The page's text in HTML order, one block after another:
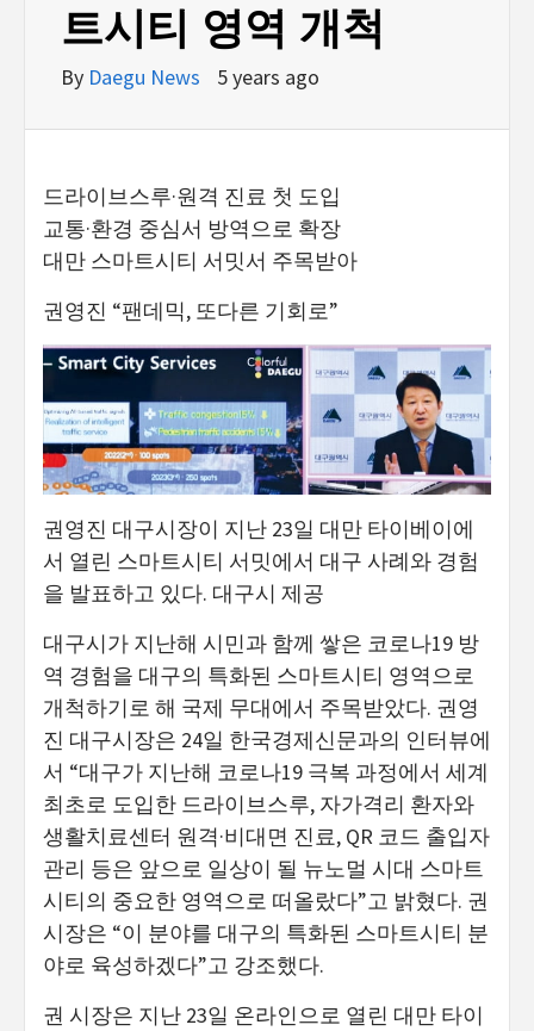
트시티 영역 개척
By Daegu News 5 years ago
드라이브스루·원격 진료 첫 도입
교통·환경 중심서 방역으로 확장
대만 스마트시티 서밋서 주목받아
권영진 “팬데믹, 또다른 기회로”
권영진 대구시장이 지난 23일 대만 타이베이에
서 열린 스마트시티 서밋에서 대구 사례와 경험
을 발표하고 있다. 대구시 제공
대구시가 지난해 시민과 함께 쌓은 코로나19 방
역 경험을 대구의 특화된 스마트시티 영역으로
개척하기로 해 국제 무대에서 주목받았다. 권영
진 대구시장은 24일 한국경제신문과의 인터뷰에
서 “대구가 지난해 코로나19 극복 과정에서 세계
최초로 도입한 드라이브스루, 자가격리 환자와
생활치료센터 원격·비대면 진료, QR 코드 출입자
관리 등은 앞으로 일상이 될 뉴노멀 시대 스마트
시티의 중요한 영역으로 떠올랐다”고 밝혔다. 권
시장은 “이 분야를 대구의 특화된 스마트시티 분
야로 육성하겠다”고 강조했다.
권 시장은 지난 23일 온라인으로 열린 대만 타이